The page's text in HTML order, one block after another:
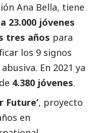
Ana Bella, tiene
23.000 jóvenes
tres años para
los 9 signos
En 2021 ya
4.380 jóvenes.
Future’, proyecto
en